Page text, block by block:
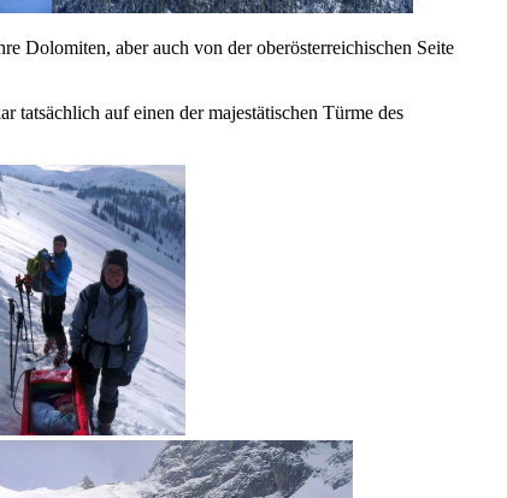
Dolomiten, aber auch von der oberösterreichischen Seite
tatsächlich auf einen der majestätischen Türme des